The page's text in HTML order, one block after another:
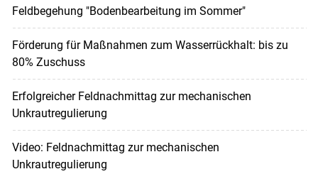
Feldbegehung "Bodenbearbeitung im Sommer"
Förderung für Maßnahmen zum Wasserrückhalt: bis zu
80% Zuschuss
Erfolgreicher Feldnachmittag zur mechanischen
Unkrautregulierung
Video: Feldnachmittag zur mechanischen
Unkrautregulierung